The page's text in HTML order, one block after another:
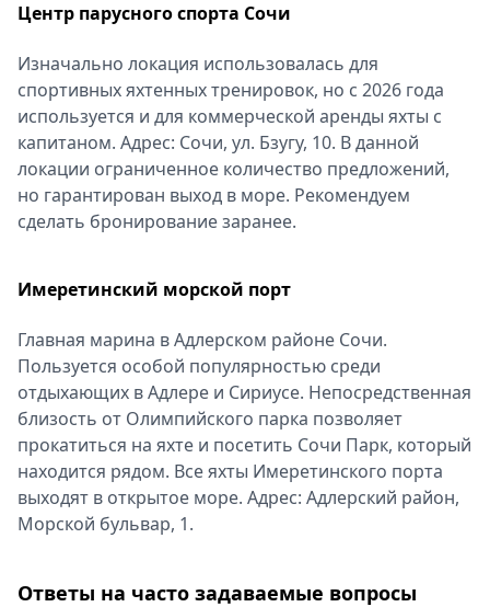
Центр парусного спорта Сочи
Изначально локация использовалась для
спортивных яхтенных тренировок, но с 2026 года
используется и для коммерческой аренды яхты с
капитаном. Адрес: Сочи, ул. Бзугу, 10. В данной
локации ограниченное количество предложений,
но гарантирован выход в море. Рекомендуем
сделать бронирование заранее.
Имеретинский морской порт
Главная марина в Адлерском районе Сочи.
Пользуется особой популярностью среди
отдыхающих в Адлере и Сириусе. Непосредственная
близость от Олимпийского парка позволяет
прокатиться на яхте и посетить Сочи Парк, который
находится рядом. Все яхты Имеретинского порта
выходят в открытое море. Адрес: Адлерский район,
Морской бульвар, 1.
Ответы на часто задаваемые вопросы